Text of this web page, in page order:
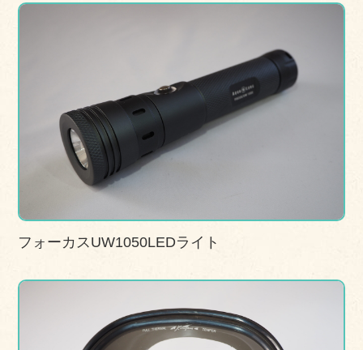
フォーカスUW1050LEDライト